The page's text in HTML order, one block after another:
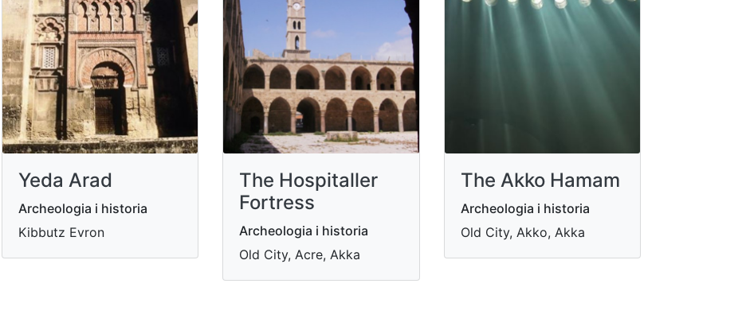
Yeda Arad
Archeologia i historia
Kibbutz Evron
The Hospitaller
Fortress
Archeologia i historia
Old City, Acre, Akka
The Akko Hamam
Archeologia i historia
Old City, Akko, Akka